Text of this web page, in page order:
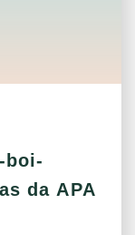
boi-
da APA